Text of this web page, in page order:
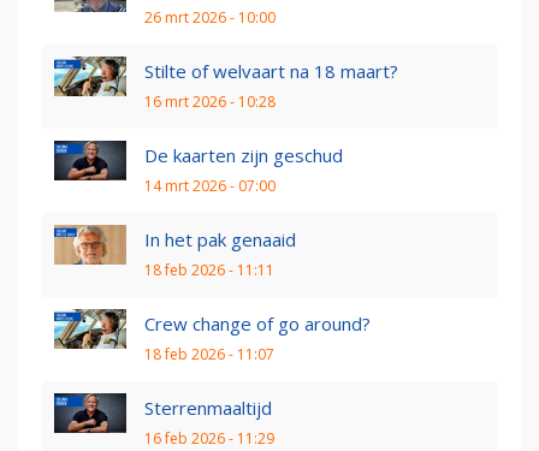
26 mrt 2026 - 10:00
Stilte of welvaart na 18 maart?
16 mrt 2026 - 10:28
De kaarten zijn geschud
14 mrt 2026 - 07:00
In het pak genaaid
18 feb 2026 - 11:11
Crew change of go around?
18 feb 2026 - 11:07
Sterrenmaaltijd
16 feb 2026 - 11:29